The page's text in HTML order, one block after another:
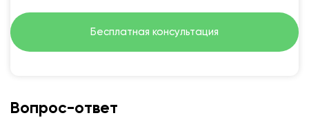
Бесплатная консультация
Вопрос-ответ